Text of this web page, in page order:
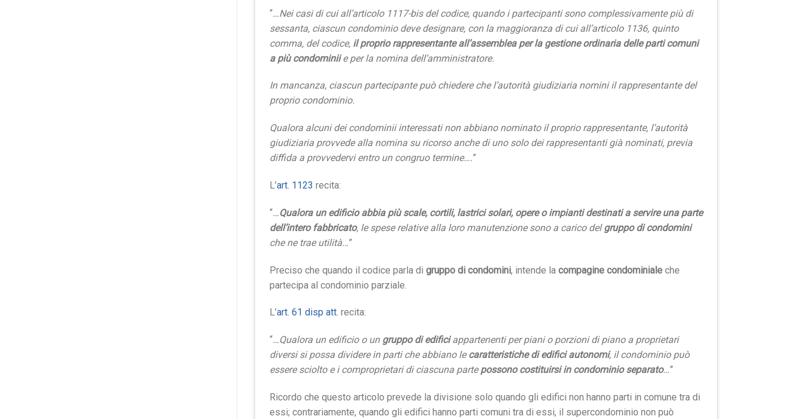
“…Nei casi di cui all’articolo 1117-bis del codice, quando i partecipanti sono complessivamente più di
sessanta, ciascun condominio deve designare, con la maggioranza di cui all’articolo 1136, quinto
comma, del codice, il proprio rappresentante all’assemblea per la gestione ordinaria delle parti comuni
a più condominiie per la nomina dell’amministratore.
In mancanza, ciascun partecipante può chiedere che l’autorità giudiziaria nomini il rappresentante del
proprio condominio.
Qualora alcuni dei condominii interessati non abbiano nominato il proprio rappresentante, l’autorità
giudiziaria provvede alla nomina su ricorso anche di uno solo dei rappresentanti già nominati, previa
diffida a provvedervi entro un congruo termine….”
L’art. 1123 recita:
“…Qualora un edificio abbia più scale, cortili, lastrici solari, opere o impianti destinati a servire una parte
dell’intero fabbricato, le spese relative alla loro manutenzione sono a carico delgruppo di condomini
che ne trae utilità…”
Preciso che quando il codice parla di gruppo di condomini, intende la compagine condominialeche
partecipa al condominio parziale.
L’art. 61 disp att. recita:
“…Qualora un edificio o un gruppo di edificiappartenenti per piani o porzioni di piano a proprietari
diversi si possa dividere in parti che abbiano lecaratteristiche di edifici autonomi, il condominio può
essere sciolto e i comproprietari di ciascuna partepossono costituirsi in condominio separato…”
Ricordo che questo articolo prevede la divisione solo quando gli edifici non hanno parti in comune tra di
essi; contrariamente, quando gli edifici hanno parti comuni tra di essi, il supercondominio non può